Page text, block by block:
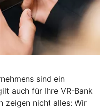
sind ein
auch für Ihre VR-Bank
zeigen nicht alles: Wir